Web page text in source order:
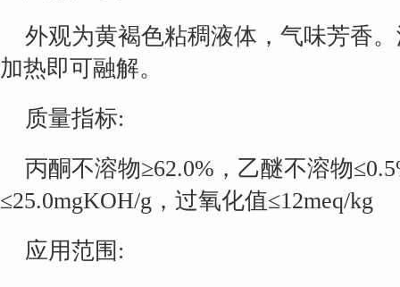
外观为黄褐色粘稠液体，气味芳香
加热即可融解。
质量指标:
丙酮不溶物≥62.0%，乙醚不溶物
≤25.0mgKOH/g，过氧化值≤12meq/kg
应用范围: